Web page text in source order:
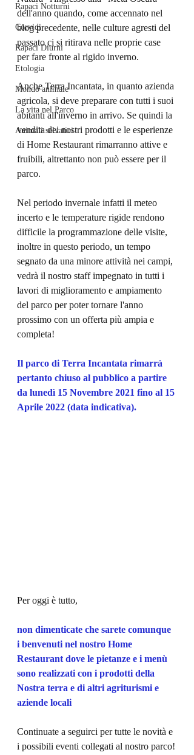
Rapaci Notturni
Corvidi
Rapaci Diurni
Etologia
Mondo animale
La vita nel Parco
Animali selvatici
dell'anno quando, come accennato nel
blog precedente, nelle culture agresti del
passato ci si ritirava nelle proprie case
per fare fronte al rigido inverno.
Anche Terra Incantata, in quanto azienda
agricola, si deve preparare con tutti i suoi
abitanti all'inverno in arrivo. Se quindi la
vendita dei nostri prodotti e le esperienze
di Home Restaurant rimarranno attive e
fruibili, altrettanto non può essere per il
parco.
Nel periodo invernale infatti il meteo
incerto e le temperature rigide rendono
difficile la programmazione delle visite,
inoltre in questo periodo, un tempo
segnato da una minore attività nei campi,
vedrà il nostro staff impegnato in tutti i
lavori di miglioramento e ampiamento
del parco per poter tornare l'anno
prossimo con un offerta più ampia e
completa!
Il parco di Terra Incantata rimarrà
pertanto chiuso al pubblico a partire
da lunedì 15 Novembre 2021 fino al 15
Aprile 2022 (data indicativa).
Per oggi è tutto,
non dimenticate che sarete comunque
i benvenuti nel nostro Home
Restaurant dove le pietanze e i menù
sono realizzati con i prodotti della
Nostra terra e di altri agriturismi e
aziende locali
Continuate a seguirci per tutte le novità e
i possibili eventi collegati al nostro parco!